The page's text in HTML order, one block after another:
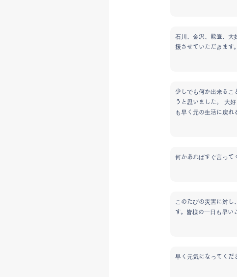
石川、金沢、能登、大
援させていただきます。
少しでも何か出来るこ
うと思いました。 大
も早く元の生活に戻れ
何かあればすぐ言って
このたびの災害に対し
す。皆様の一日も早い
早く元気になってくだ